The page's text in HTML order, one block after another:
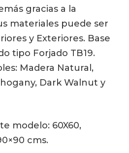
gracias a la
materiales puede ser
y Exteriores. Base
tipo Forjado TB19.
Madera Natural,
Dark Walnut y
modelo: 60X60,
cms.